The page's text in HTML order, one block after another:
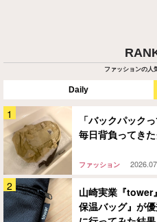
ファッションの人
Daily
「バックパック
毎日背負ってき
ファッション
山崎実業『tower
保温バッグ』が